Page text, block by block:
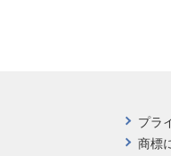
プラ
商標